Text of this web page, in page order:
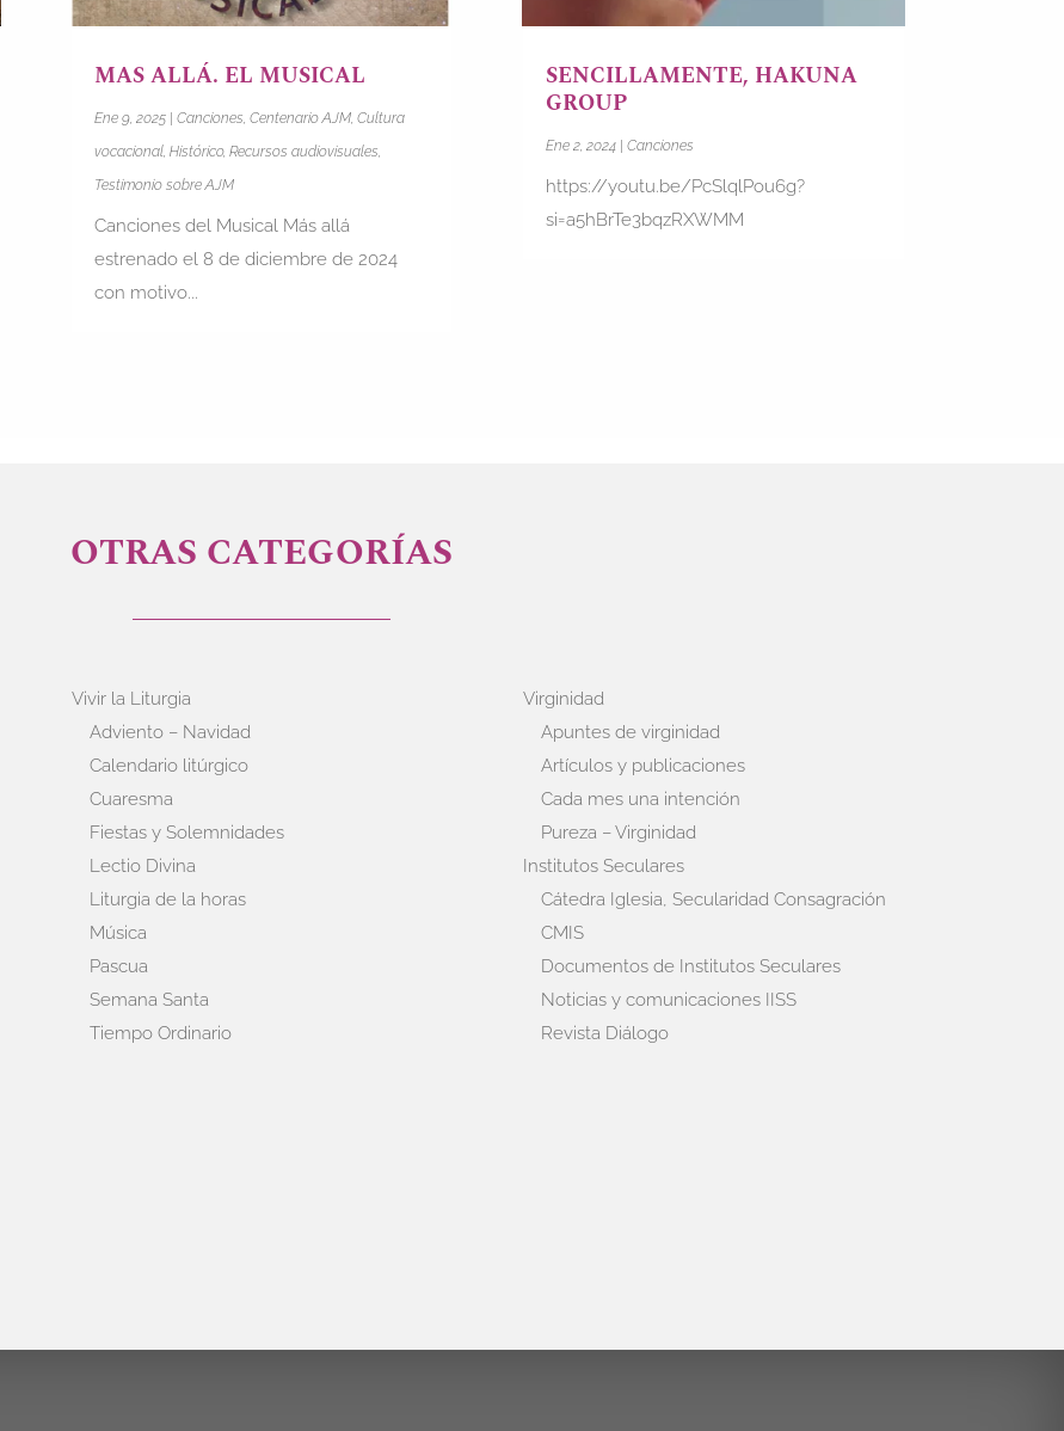
MAS ALLÁ. EL MUSICAL
Ene 9, 2025| Canciones Centenario AJM, Cultura
vocacional, Histórico, Recursos audiovisuales
Testimonio sobre AJM
Canciones del Musical Más allá
estrenado el 8 de diciembre de 2024
con motivo...
SENCILLAMENTE, HAKUNA
GROUP
Ene 2, 2024| Canciones
https://youtu.be/PcSlqlPou6g?
si=a5hBrTe3bqzRXWMM
OTRAS CATEGORÍAS
Vivir la Liturgia
Adviento – Navidad
Calendario litúrgico
Cuaresma
Fiestas y Solemnidades
Lectio Divina
Liturgia de la horas
Música
Pascua
Semana Santa
Tiempo Ordinario
Virginidad
Apuntes de virginidad
Artículos y publicaciones
Cada mes una intención
Pureza – Virginidad
Institutos Seculares
Cátedra Iglesia, Secularidad Consagración
CMIS
Documentos de Institutos Seculares
Noticias y comunicaciones IISS
Revista Diálogo